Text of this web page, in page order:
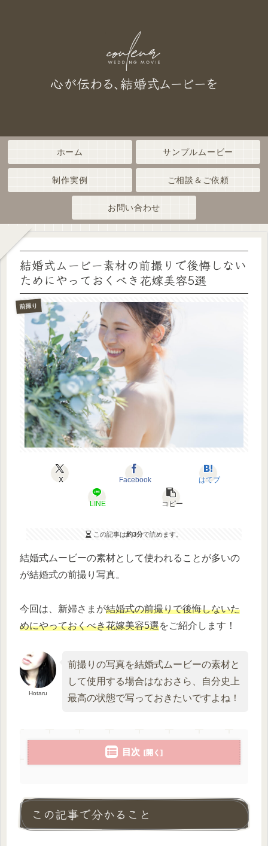
ホーム サンプルムービー
制作実例 ご相談＆ご依頼
お問い合わせ
結婚式ムービー素材の前撮りで後悔しない
ためにやっておくべき花嫁美容5選
前撮り
X Facebook はてブ
LINE コピー
この記事は約3分で読めます。
結婚式ムービーの素材として使われることが多いの
が結婚式の前撮り写真。
今回は、新婦さまが結婚式の前撮りで後悔しないた
めにやっておくべき花嫁美容5選をご紹介します！
Hotaru
前撮りの写真を結婚式ムービーの素材と
して使用する場合はなおさら、自分史上
最高の状態で写っておきたいですよね！
目次
この記事で分かること